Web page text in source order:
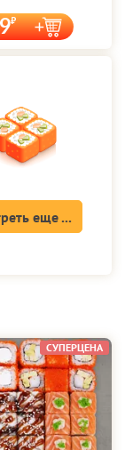
еще ...
СУПЕРЦЕНА